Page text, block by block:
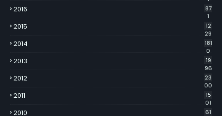
2016
87
1
2015
12
29
2014
181
0
2013
19
96
2012
23
00
2011
15
01
2010 61